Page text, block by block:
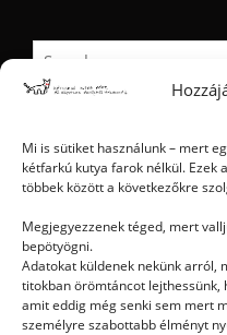
Mi is sütiket használunk – mert
kétfarkú kutya farok nélkül. Ezek
többek között a következőkre
Megjegyezzenek téged, mert
bepötyögni.
Adatokat küldenek nekünk arról,
titokban örömtáncot
amit eddig még senki sem mert
személyre szabottabb élményt
Ⓒ 2006 - 2026 - Magyar